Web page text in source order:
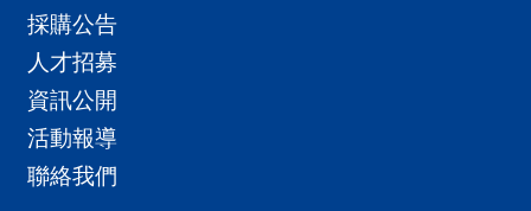
採購公告
人才招募
資訊公開
活動報導
聯絡我們